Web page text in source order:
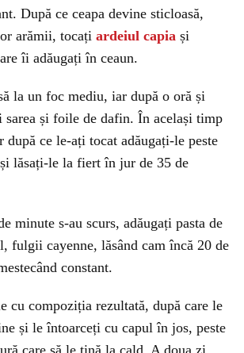
După ce ceapa devine sticloasă,
arămii, tocați ardeiul capia și
îi adăugați în ceaun.
la un foc mediu, iar după o oră și
sarea și foile de dafin. În același timp
după ce le-ați tocat adăugați-le peste
lăsați-le la fiert în jur de 35 de
minute s-au scurs, adăugați pasta de
fulgii cayenne, lăsând cam încă 20 de
constant.
cu compoziția rezultată, după care le
și le întoarceți cu capul în jos, peste
care să le țină la cald. A doua zi